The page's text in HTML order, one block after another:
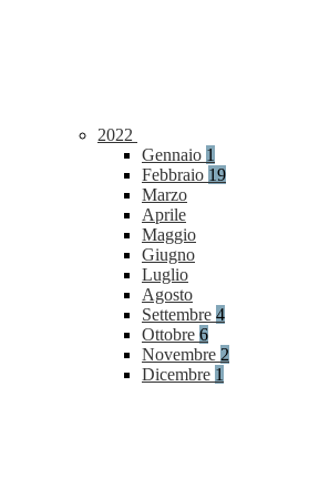
2022
Gennaio 1
Febbraio 19
Marzo
Aprile
Maggio
Giugno
Luglio
Agosto
Settembre 4
Ottobre 6
Novembre 2
Dicembre 1